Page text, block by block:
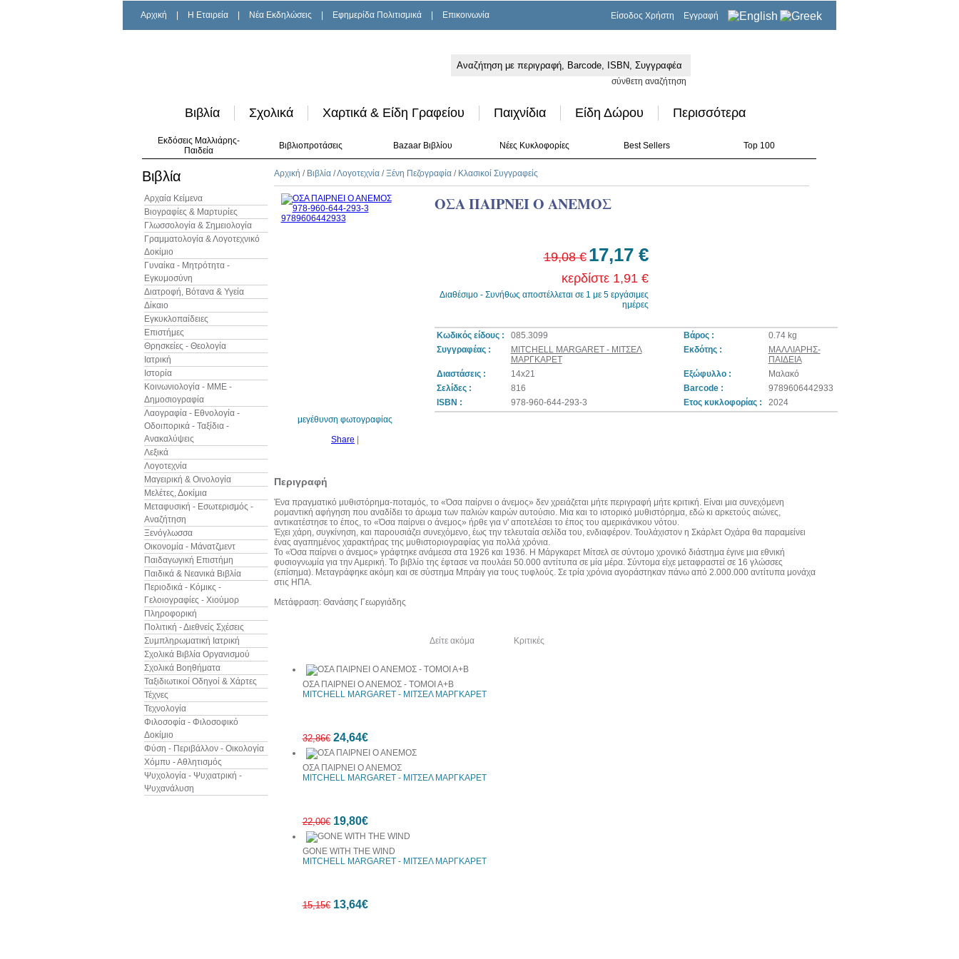
Αρχική H Εταιρεία Νέα Εκδηλώσεις Εφημερίδα Πολιτισμικά Επικοινωνία Είσοδος Χρήστη Εγγραφή
σύνθετη αναζήτηση
Βιβλία Σχολικά Χαρτικά & Είδη Γραφείου Παιχνίδια Είδη Δώρου Περισσότερα
Εκδόσεις Μαλλιάρης-
Παιδεία
Βιβλιοπροτάσεις Bazaar Βιβλίου Νέες Κυκλοφορίες Best Sellers Top 100
Βιβλία
Αρχαία Κείμενα
Βιογραφίες & Μαρτυρίες
Γλωσσολογία & Σημειολογία
Γραμματολογία & Λογοτεχνικό
Δοκίμιο
Γυναίκα - Μητρότητα -
Εγκυμοσύνη
Διατροφή, Βότανα & Υγεία
Δίκαιο
Εγκυκλοπαίδειες
Επιστήμες
Θρησκείες - Θεολογία
Ιατρική
Ιστορία
Κοινωνιολογία - ΜΜΕ -
Δημοσιογραφία
Λαογραφία - Εθνολογία -
Οδοιπορικά - Ταξίδια -
Ανακαλύψεις
Λεξικά
Λογοτεχνία
Μαγειρική & Οινολογία
Μελέτες, Δοκίμια
Μεταφυσική - Εσωτερισμός -
Αναζήτηση
Ξενόγλωσσα
Οικονομία - Μάνατζμεντ
Παιδαγωγική Επιστήμη
Παιδικά & Νεανικά Βιβλία
Περιοδικά - Κόμικς -
Γελοιογραφίες - Χιούμορ
Πληροφορική
Πολιτική - Διεθνείς Σχέσεις
Συμπληρωματική Ιατρική
Σχολικά Βιβλία Οργανισμού
Σχολικά Βοηθήματα
Ταξιδιωτικοί Οδηγοί & Χάρτες
Τέχνες
Τεχνολογία
Φιλοσοφία - Φιλοσοφικό
Δοκίμιο
Φύση - Περιβάλλον - Οικολογία
Χόμπυ - Αθλητισμός
Ψυχολογία - Ψυχιατρική -
Ψυχανάλυση
Αρχική / Βιβλία /Λογοτεχνία /Ξένη Πεζογραφία / Κλασικοί Συγγραφείς
μεγέθυνση φωτογραφίας
Share
ΟΣΑ ΠΑΙΡΝΕΙ Ο ΑΝΕΜΟΣ
19,08 € 17,17 €
κερδίστε 1,91 €
Διαθέσιμο - Συνήθως αποστέλλεται σε 1 με 5 εργάσιμες
ημέρες
Κωδικός είδους : 085.3099 Βάρος :
0.74 kg
Συγγραφέας :
MITCHELL MARGARET - ΜΙΤΣΕΛ
ΜΑΡΓΚΑΡΕΤ
Εκδότης :
ΜΑΛΛΙΑΡΗΣ-
ΠΑΙΔΕΙΑ
Διαστάσεις :
14x21 Εξώφυλλο :
Μαλακό
Σελίδες :
816 Barcode :
9789606442933
ISBN :
978-960-644-293-3 Ετος κυκλοφορίας : 2024
Περιγραφή
Ένα πραγματικό μυθιστόρημα-ποταμός, το «Όσα παίρνει ο άνεμος» δεν χρειάζεται μήτε περιγραφή μήτε κριτική. Είναι μια συνεχόμενη
ρομαντική αφήγηση που αναδίδει το άρωμα των παλιών καιρών αυτούσιο. Μια και το ιστορικό μυθιστόρημα, εδώ κι αρκετούς αιώνες,
αντικατέστησε το έπος, το «Όσα παίρνει ο άνεμος» ήρθε για ν' αποτελέσει το έπος του αμερικάνικου νότου.
Έχει χάρη, συγκίνηση, και παρουσιάζει συνεχόμενο, έως την τελευταία σελίδα του, ενδιαφέρον. Τουλάχιστον η Σκάρλετ Οχάρα θα παραμείνει
ένας αγαπημένος χαρακτήρας της μυθιστοριογραφίας για πολλά χρόνια.
Το «Όσα παίρνει ο άνεμος» γράφτηκε ανάμεσα στα 1926 και 1936. Η Μάργκαρετ Μίτσελ σε σύντομο χρονικό διάστημα έγινε μια εθνική
φυσιογνωμία για την Αμερική. Το βιβλίο της έφτασε να πουλάει 50.000 αντίτυπα σε μία μέρα. Σύντομα είχε μεταφραστεί σε 16 γλώσσες
(επίσημα). Μεταγράφηκε ακόμη και σε σύστημα Μπράιγ για τους τυφλούς. Σε τρία χρόνια αγοράστηκαν πάνω από 2.000.000 αντίτυπα μονάχα
στις ΗΠΑ.
Μετάφραση: Θανάσης Γεωργιάδης
Δείτε ακόμα Κριτικές
ΟΣΑ ΠΑΙΡΝΕΙ Ο ΑΝΕΜΟΣ - ΤΟΜΟΙ Α+Β
MITCHELL MARGARET - ΜΙΤΣΕΛ ΜΑΡΓΚΑΡΕΤ
32,86€ 24,64€
ΟΣΑ ΠΑΙΡΝΕΙ Ο ΑΝΕΜΟΣ
MITCHELL MARGARET - ΜΙΤΣΕΛ ΜΑΡΓΚΑΡΕΤ
22,00€ 19,80€
GONE WITH THE WIND
MITCHELL MARGARET - ΜΙΤΣΕΛ ΜΑΡΓΚΑΡΕΤ
15,15€ 13,64€